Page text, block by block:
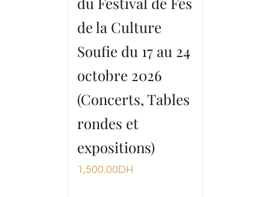
de la Culture
Soufie du 17 au 24
octobre 2026
(Concerts, Tables
rondes et
expositions)
1,500.00DH